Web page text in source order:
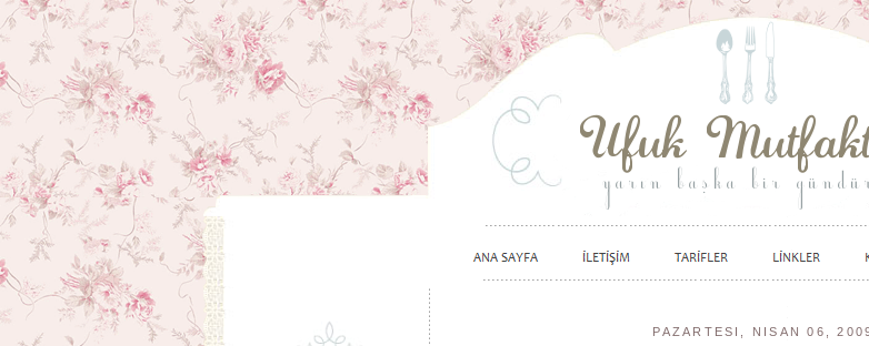
PAZARTESI, NISAN 06,